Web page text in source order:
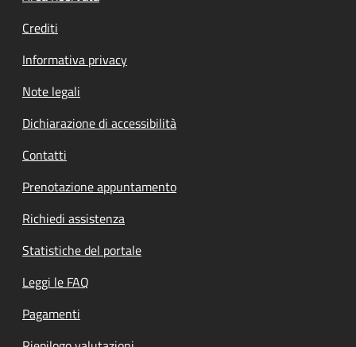
Crediti
Informativa privacy
Note legali
Dichiarazione di accessibilità
Contatti
Prenotazione appuntamento
Richiedi assistenza
Statistiche del portale
Leggi le FAQ
Pagamenti